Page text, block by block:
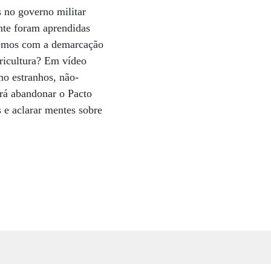
no governo militar
foram aprendidas
com a demarcação
Em vídeo
estranhos, não-
abandonar o Pacto
aclarar mentes sobre